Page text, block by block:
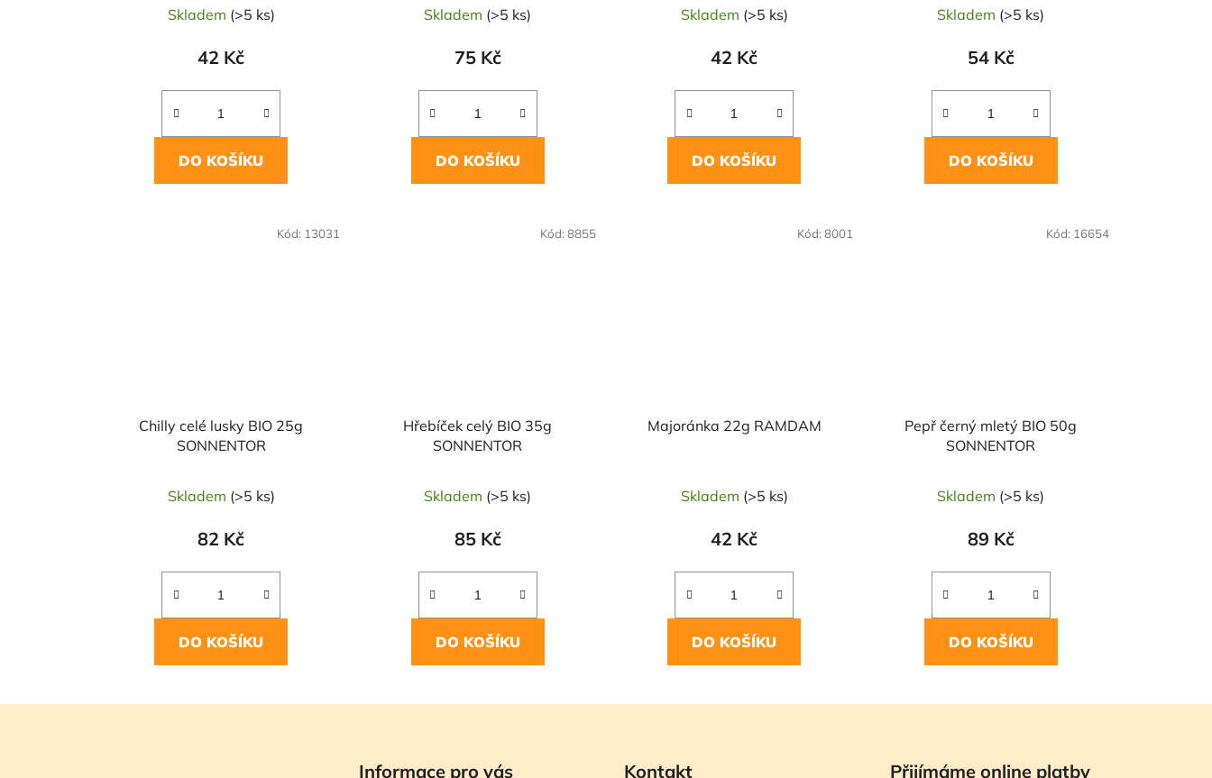
Skladem (>5 ks)
42 Kč
DO KOŠÍKU
Skladem (>5 ks)
75 Kč
DO KOŠÍKU
Skladem (>5 ks)
42 Kč
DO KOŠÍKU
Skladem (>5 ks)
54 Kč
DO KOŠÍKU
Chilly celé lusky BIO 25g
SONNENTOR
Skladem (>5 ks)
82 Kč
DO KOŠÍKU
Kód: 13031
Hřebíček celý BIO 35g
SONNENTOR
Skladem (>5 ks)
85 Kč
DO KOŠÍKU
Kód: 8855
Majoránka 22g RAMDAM
Skladem (>5 ks)
42 Kč
DO KOŠÍKU
Kód: 8001
Pepř černý mletý BIO 50g
SONNENTOR
Skladem (>5 ks)
89 Kč
DO KOŠÍKU
Kód: 16654
Informace pro vás Kontakt Přijímáme online platby